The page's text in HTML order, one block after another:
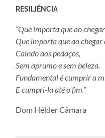
RESILIÊNCIA
“Que importa que ao
Que importa que ao
Caindo aos pedaços,
Sem aprumo e sem beleza.
Fundamental é cumprir a
E cumpri-la até o fim.”
Dom Hélder Câmara